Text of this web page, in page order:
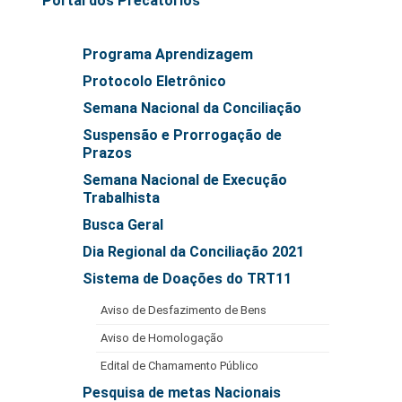
Governança
Governança de TI
Gestão Estratégica
Governança das Contratações Obras
Rede de Governança Colaborativa
Gestão de Riscos
Laboratório de Inovação
Assessoria de Governança de Gestão de Pessoas
Sites Institucionais
Biblioteca
Centro de Memória
Educação a distância
Programa Aprendizagem
Protocolo Eletrônico
Semana Nacional da Conciliação
Suspensão e Prorrogação de
Prazos
Semana Nacional de Execução
Trabalhista
Busca Geral
Dia Regional da Conciliação 2021
Sistema de Doações do TRT11
Aviso de Desfazimento de Bens
Aviso de Homologação
Edital de Chamamento Público
Pesquisa de metas Nacionais